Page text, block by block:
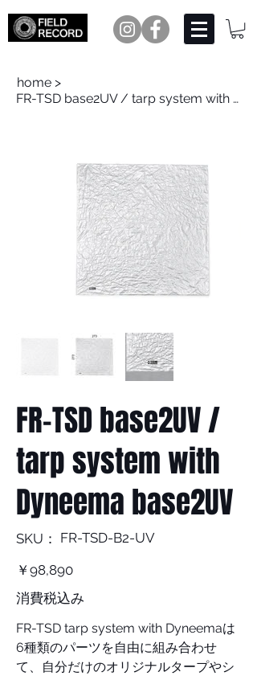
home >
FR-TSD base2UV / tarp system with Dyneema base2UV
FR-TSD base2UV /
tarp system with
Dyneema base2UV
SKU：
SKU：
FR-
UV
FR-TSD-B2-UV
価
格
￥98,890
消費税込み
FR-TSD tarp system with Dyneemaは
6種類のパーツを自由に組み合わせ
て、自分だけのオリジナルタープやシ